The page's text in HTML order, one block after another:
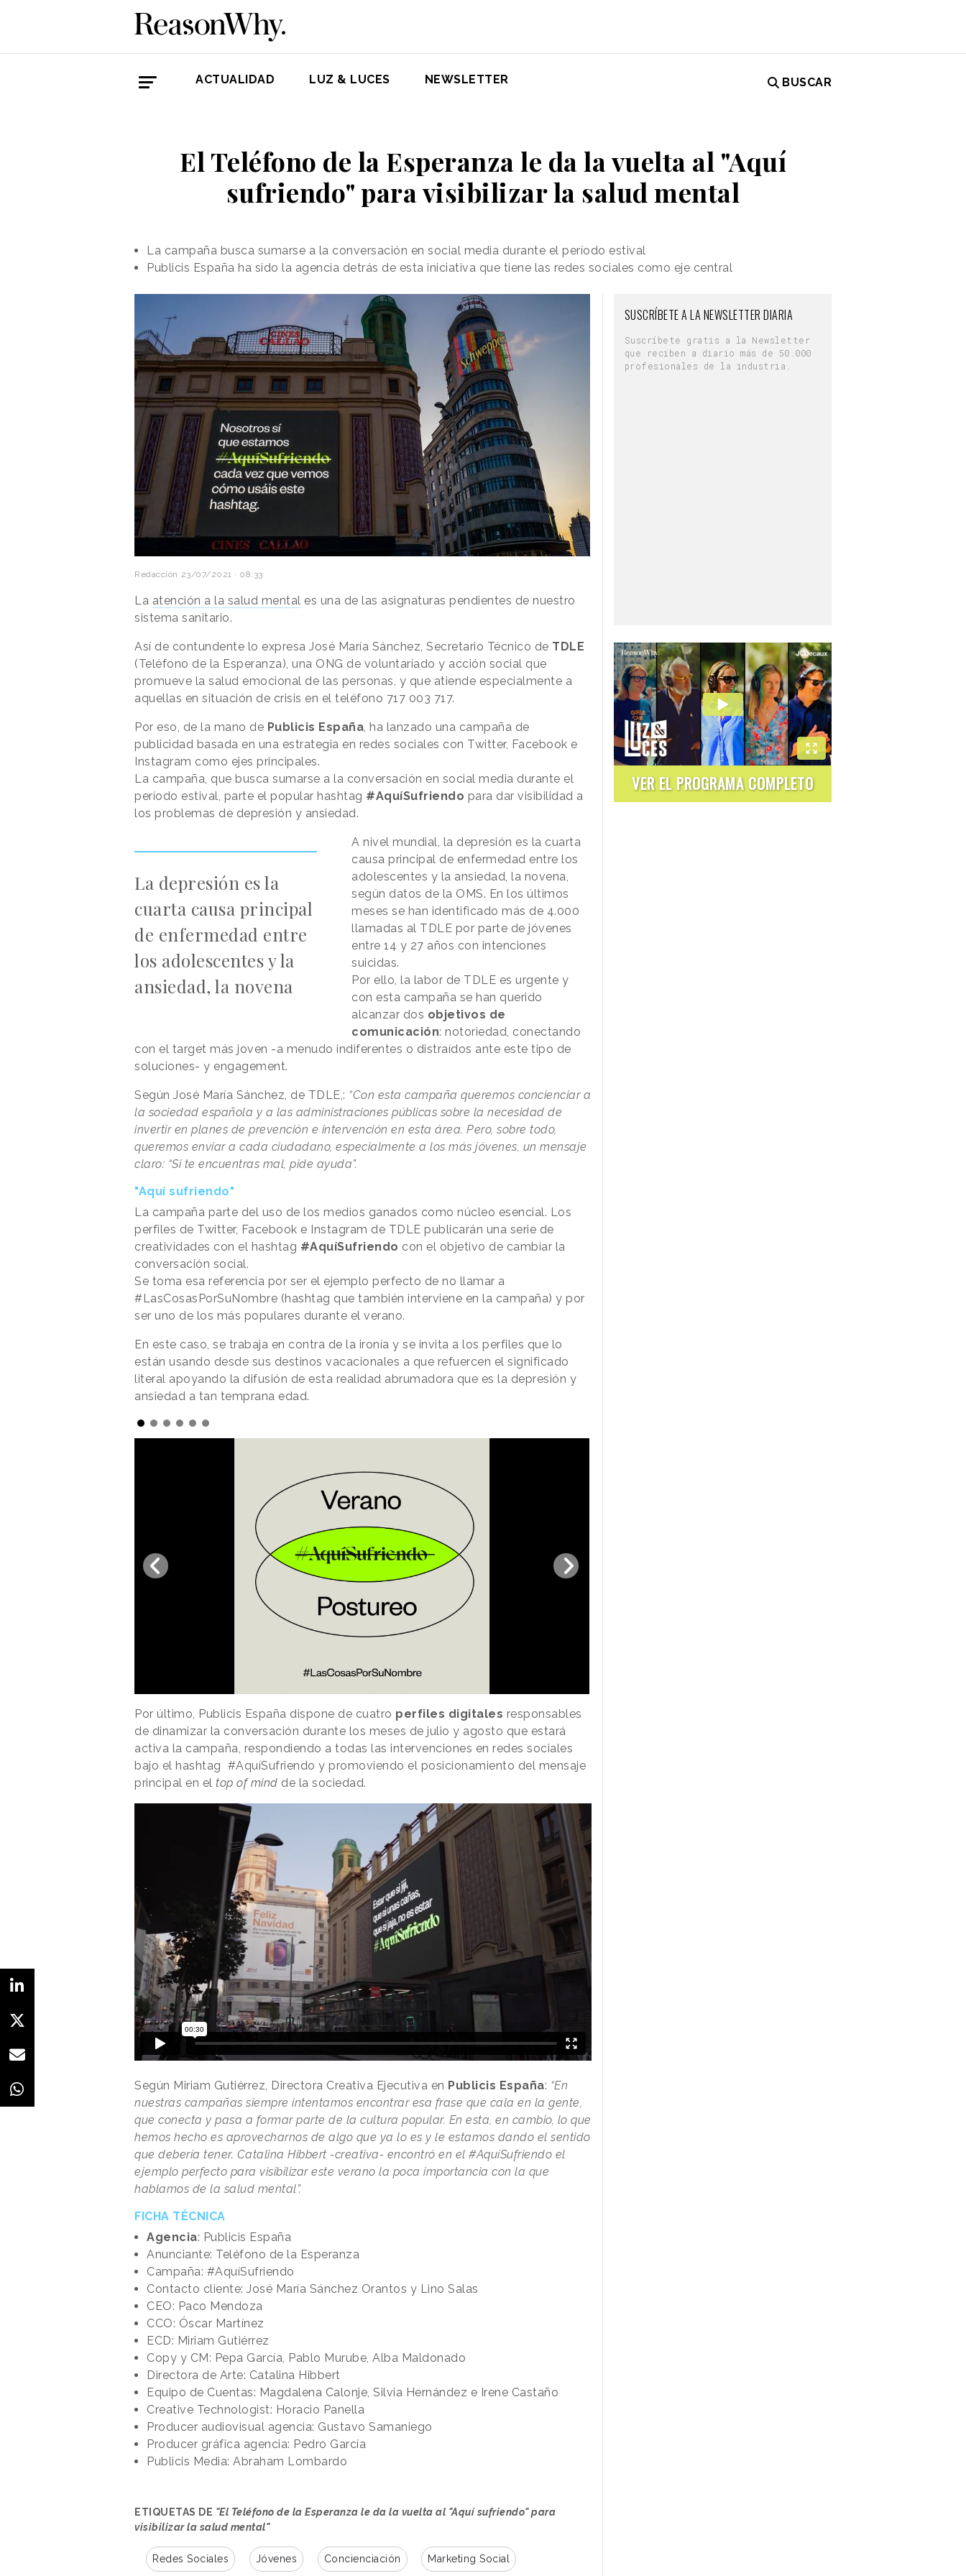
ACTUALIDAD LUZ & LUCES NEWSLETTER BUSCAR
El Teléfono de la Esperanza le da la vuelta al "Aquí
sufriendo" para visibilizar la salud mental
La campaña busca sumarse a la conversación en social media durante el período estival
Publicis España ha sido la agencia detrás de esta iniciativa que tiene las redes sociales como eje central
Redacción 23/07/2021 · 08:33
La atención a la salud mental es una de las asignaturas pendientes de nuestro
sistema sanitario.
Así de contundente lo expresa José María Sánchez, Secretario Técnico de TDLE
(Teléfono de la Esperanza), una ONG de voluntariado y acción social que
promueve la salud emocional de las personas, y que atiende especialmente a
aquellas en situación de crisis en el teléfono 717 003 717.
Por eso, de la mano de Publicis España , ha lanzado una campaña de
publicidad basada en una estrategia en redes sociales con Twitter, Facebook e
Instagram como ejes principales.
La campaña, que busca sumarse a la conversación en social media durante el
período estival, parte el popular hashtag #AquíSufriendo para dar visibilidad a
los problemas de depresión y ansiedad.
La depresión es la
cuarta causa principal
de enfermedad entre
los adolescentes y la
ansiedad, la novena
A nivel mundial, la depresión es la cuarta
causa principal de enfermedad entre los
adolescentes y la ansiedad, la novena,
según datos de la OMS. En los últimos
meses se han identificado más de 4.000
llamadas al TDLE por parte de jóvenes
entre 14 y 27 años con intenciones
suicidas.
Por ello, la labor de TDLE es urgente y
con esta campaña se han querido
alcanzar dos objetivos de
comunicación: notoriedad, conectando
con el target más joven -a menudo indiferentes o distraídos ante este tipo de
soluciones- y engagement.
Según José María Sánchez, de TDLE,: “Con esta campaña queremos concienciar a
la sociedad española y a las administraciones públicas sobre la necesidad de
invertir en planes de prevención e intervención en esta área. Pero, sobre todo,
queremos enviar a cada ciudadano, especialmente a los más jóvenes, un mensaje
claro: “Si te encuentras mal, pide ayuda”.
"Aquí sufriendo"
La campaña parte del uso de los medios ganados como núcleo esencial. Los
perfiles de Twitter, Facebook e Instagram de TDLE publicarán una serie de
creatividades con el hashtag #AquíSufriendo con el objetivo de cambiar la
conversación social.
Se toma esa referencia por ser el ejemplo perfecto de no llamar a
#LasCosasPorSuNombre (hashtag que también interviene en la campaña) y por
ser uno de los más populares durante el verano.
En este caso, se trabaja en contra de la ironía y se invita a los perfiles que lo
están usando desde sus destinos vacacionales a que refuercen el significado
literal apoyando la difusión de esta realidad abrumadora que es la depresión y
ansiedad a tan temprana edad.
Por último, Publicis España dispone de cuatro perfiles digitales responsables
de dinamizar la conversación durante los meses de julio y agosto que estará
activa la campaña, respondiendo a todas las intervenciones en redes sociales
bajo el hashtag #AquíSufriendo y promoviendo el posicionamiento del mensaje
principal en el top of mind de la sociedad.
Según Miriam Gutiérrez, Directora Creativa Ejecutiva en Publicis España: “En
nuestras campañas siempre intentamos encontrar esa frase que cala en la gente,
que conecta y pasa a formar parte de la cultura popular. En esta, en cambio, lo que
hemos hecho es aprovecharnos de algo que ya lo es y le estamos dando el sentido
que debería tener. Catalina Hibbert -creativa- encontró en el #AquíSufriendo el
ejemplo perfecto para visibilizar este verano la poca importancia con la que
hablamos de la salud mental”.
FICHA TÉCNICA
Agencia: Publicis España
Anunciante: Teléfono de la Esperanza
Campaña: #AquíSufriendo
Contacto cliente: José María Sánchez Orantos y Lino Salas
CEO: Paco Mendoza
CCO: Óscar Martínez
ECD: Miriam Gutiérrez
Copy y CM: Pepa García, Pablo Murube, Alba Maldonado
Directora de Arte: Catalina Hibbert
Equipo de Cuentas: Magdalena Calonje, Silvia Hernández e Irene Castaño
Creative Technologist: Horacio Panella
Producer audiovisual agencia: Gustavo Samaniego
Producer gráfica agencia: Pedro García
Publicis Media: Abraham Lombardo
ETIQUETAS DE "El Teléfono de la Esperanza le da la vuelta al "Aquí sufriendo" para
visibilizar la salud mental"
Redes Sociales Jóvenes Concienciación Marketing Social
SUSCRÍBETE A LA NEWSLETTER DIARIA
Suscríbete gratis a la Newsletter
que reciben a diario más de 50.000
profesionales de la industria.
VER EL PROGRAMA COMPLETO